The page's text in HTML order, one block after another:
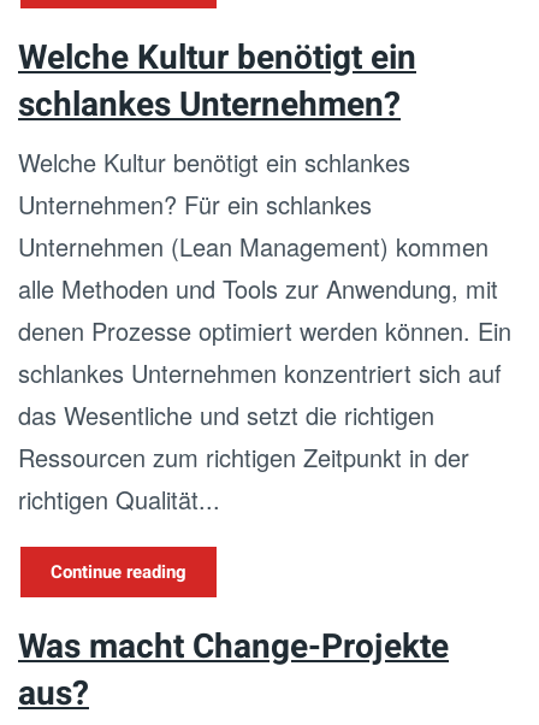
Welche Kultur benötigt ein
schlankes Unternehmen?
Welche Kultur benötigt ein schlankes
Unternehmen? Für ein schlankes
Unternehmen (Lean Management) kommen
alle Methoden und Tools zur Anwendung, mit
denen Prozesse optimiert werden können. Ein
schlankes Unternehmen konzentriert sich auf
das Wesentliche und setzt die richtigen
Ressourcen zum richtigen Zeitpunkt in der
richtigen Qualität...
Continue reading
Was macht Change-Projekte
aus?